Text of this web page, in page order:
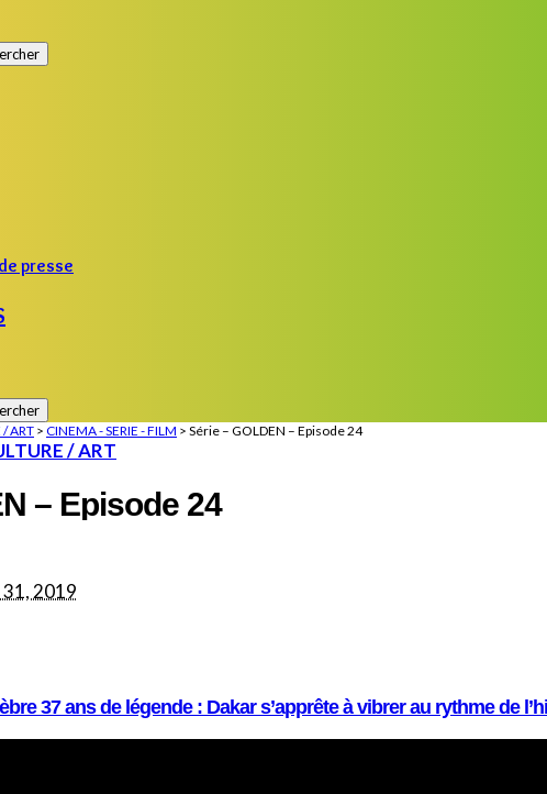
presse
/ ART > CINEMA - SERIE - FILM > Série – GOLDEN – Episode 24
/ ART
– Episode 24
31, 2019
37 ans de légende : Dakar s’apprête à vibrer au rythme de